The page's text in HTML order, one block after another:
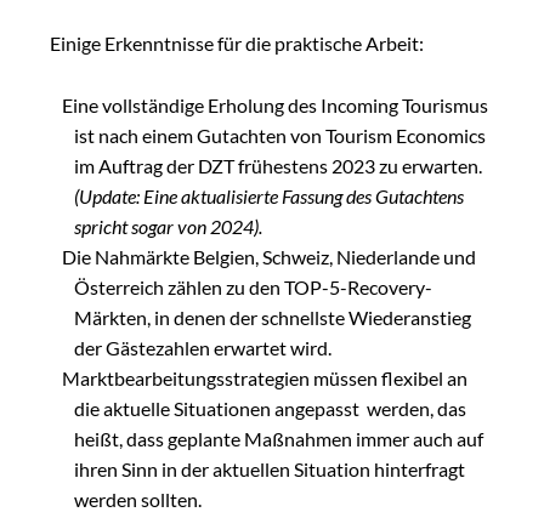
Einige Erkenntnisse für die praktische Arbeit:
Eine vollständige Erholung des Incoming Tourismus
ist nach einem Gutachten von Tourism Economics
im Auftrag der DZT frühestens 2023 zu erwarten.
(Update: Eine aktualisierte Fassung des Gutachtens
spricht sogar von 2024).
Die Nahmärkte Belgien, Schweiz, Niederlande und
Österreich zählen zu den TOP-5-Recovery-
Märkten, in denen der schnellste Wiederanstieg
der Gästezahlen erwartet wird.
Marktbearbeitungsstrategien müssen flexibel an
die aktuelle Situationen angepasst werden, das
heißt, dass geplante Maßnahmen immer auch auf
ihren Sinn in der aktuellen Situation hinterfragt
werden sollten.